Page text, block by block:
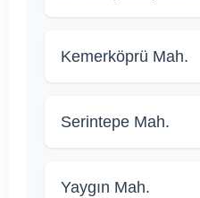
Kemerköprü Mah.
Serintepe Mah.
Yaygın Mah.